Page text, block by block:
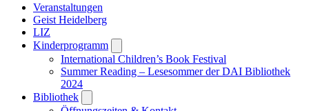
Veranstaltungen
Geist Heidelberg
LIZ
Kinderprogramm
submenu
International Children’s Book Festival
Summer Reading – Lesesommer der DAI Bibliothek
2024
Bibliothek
submenu